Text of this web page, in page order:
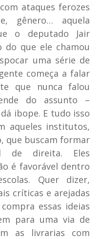
ataques ferozes
gênero… aquela
o deputado Jair
do que ele chamou
uma série de
começa a falar
que nunca falou
do assunto –
ibope. E tudo isso
aqueles institutos,
que buscam formar
de direita. Eles
é favorável dentro
Quer dizer,
críticas e arejadas
essas ideias
para uma via de
as livrarias com